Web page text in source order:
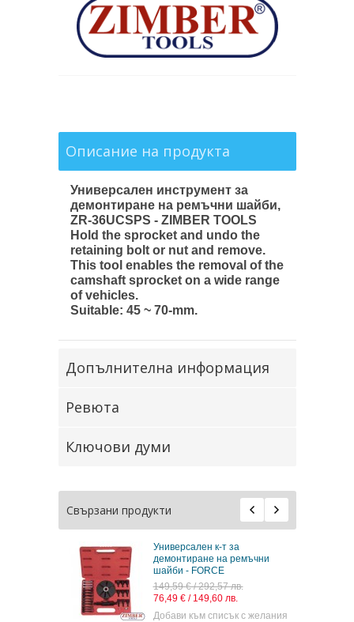
Описание на продукта
Универсален инструмент за
демонтиране на ремъчни шайби,
ZR-36UCSPS - ZIMBER TOOLS
Hold the sprocket and undo the
retaining bolt or nut and remove.
This tool enables the removal of the
camshaft sprocket on a wide range
of vehicles.
Suitable: 45 ~ 70-mm.
Допълнителна информация
Ревюта
Ключови думи
Свързани продукти
Универсален к-т за
демонтиране на ремъчни
шайби - FORCE
149,59 € / 292,57 лв.
76,49 € / 149,60 лв.
Добави към списък с желания